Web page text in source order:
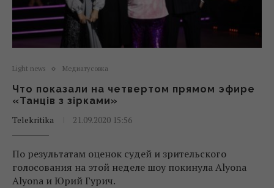
Light news Медиатусовка
Что показали на четвертом прямом эфире
«Танців з зірками»
Telekritika
21.09.2020 15:56
По результатам оценок судей и зрительского
голосования на этой неделе шоу покинула Alyona
Alyona и Юрий Гурич.